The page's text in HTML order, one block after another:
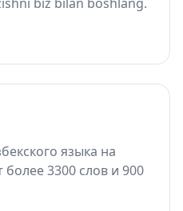
языка на
3300 слов и 900